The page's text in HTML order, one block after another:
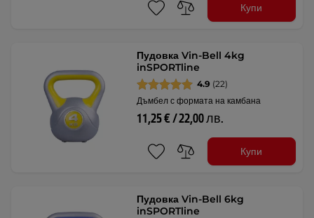
Купи
Пудовка Vin-Bell 4kg
inSPORTline
4.9 (22)
Дъмбел с формата на камбана
11,25 € / 22,00 лв.
Купи
Пудовка Vin-Bell 6kg
inSPORTline